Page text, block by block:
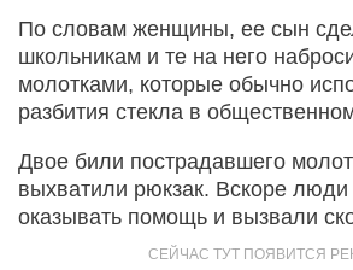
По словам женщины, ее сын
школьникам и те на него
молотками, которые обычно
разбития стекла в
Двое били пострадавшего
выхватили рюкзак. Вскоре люди
оказывать помощь и вызвали